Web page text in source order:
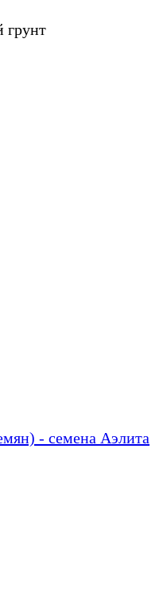
грунт
- семена Аэлита